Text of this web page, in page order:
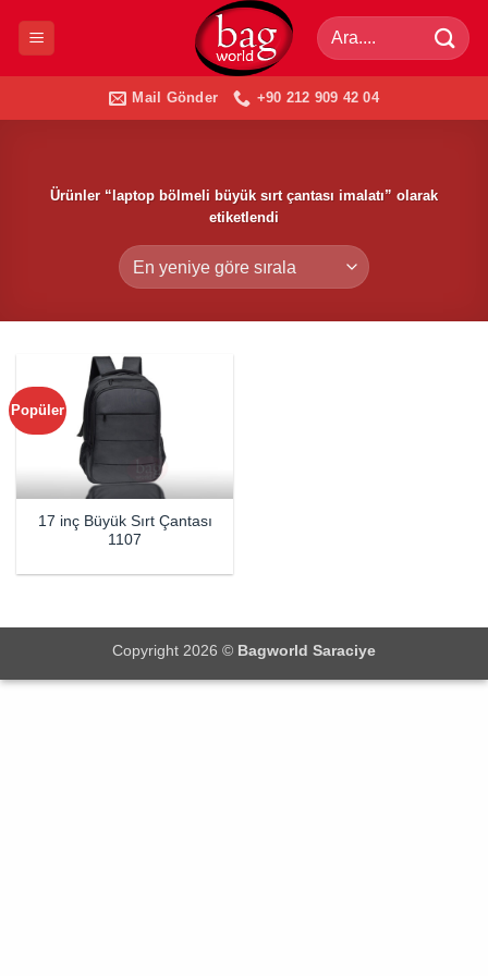
Ara:
Mail Gönder +90 212 909 42 04
Ürünler “laptop bölmeli büyük sırt çantası imalatı” olarak
etiketlendi
Popüler
17 inç Büyük Sırt Çantası
1107
Copyright 2026 © Bagworld Saraciye